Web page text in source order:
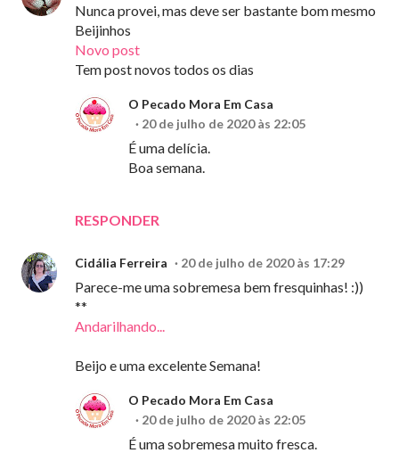
Nunca provei, mas deve ser bastante bom mesmo
Beijinhos
Novo post
Tem post novos todos os dias
RESPONDER
O Pecado Mora Em Casa
20 de julho de 2020 às 22:05
É uma delícia.
Boa semana.
Cidália Ferreira 20 de julho de 2020 às 17:29
Parece-me uma sobremesa bem fresquinhas! :))
**
Andarilhando...
Beijo e uma excelente Semana!
O Pecado Mora Em Casa
20 de julho de 2020 às 22:05
É uma sobremesa muito fresca.